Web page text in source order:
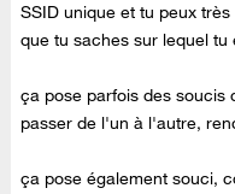
SSID unique et tu peux
que tu saches sur lequel tu
ça pose parfois des soucis
passer de l'un à l'autre,
ça pose également souci,